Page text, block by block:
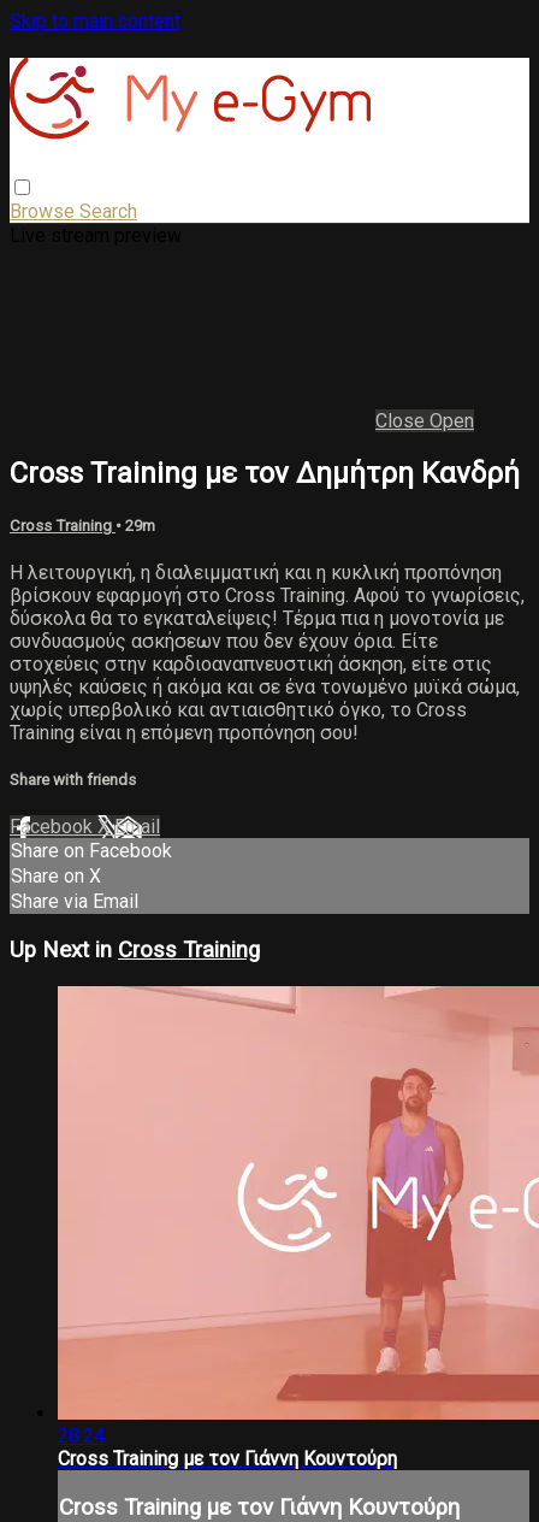
Skip to main content
Browse Search
Close Open
Cross Training με τον Δημήτρη Κανδρή
Cross Training • 29m
Η λειτουργική, η διαλειμματική και η κυκλική προπόνηση
βρίσκουν εφαρμογή στο Cross Training. Αφού το γνωρίσεις,
δύσκολα θα το εγκαταλείψεις! Τέρμα πια η μονοτονία με
συνδυασμούς ασκήσεων που δεν έχουν όρια. Είτε
στοχεύεις στην καρδιοαναπνευστική άσκηση, είτε στις
υψηλές καύσεις ή ακόμα και σε ένα τονωμένο μυϊκά σώμα,
χωρίς υπερβολικό και αντιαισθητικό όγκο, το Cross
Training είναι η επόμενη προπόνηση σου!
Share with friends
Facebook XEmail
Share on Facebook
Share on X
Share via Email
Up Next in Cross Training
28:24
Cross Training με τον Γιάννη Κουντούρη
Cross Training με τον Γιάννη Κουντούρη